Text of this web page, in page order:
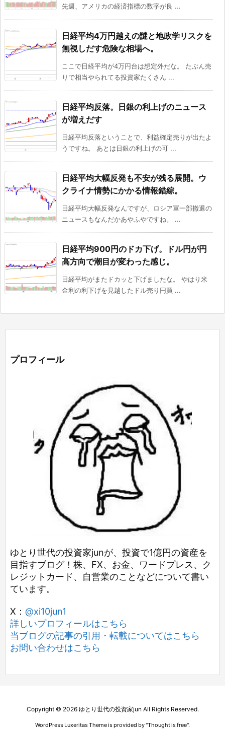
先週、アメリカの経済指標の数字が良 ...
日経平均4万円越えの謎と地政学リスクを
無視しだす危険な相場へ。
ここで日経平均が4万円台は想定外だな。 たぶん売
りで相当やられてる投資家たくさん ...
日経平均反落。日銀の利上げのニュース
が増えだす
日経平均反落ということで、利益確定売りが出たよ
うですね。 あとは日銀の利上げの可 ...
日経平均大幅反発も不安が残る展開。ウ
クライナ情勢にかかる情報錯綜。
日経平均大幅反発なんですが、ロシア軍一部撤退の
ニュースもなんだかあやふやですね。 ...
日経平均900円のドカ下げ。ドル円が円
高方向で潮目が変わった感じ。
日経平均がまたドカッと下げましたな。 やはり米
金利の利下げを見越したドル売り円買 ...
プロフィール
ゆとり世代の投資家junが、投資で1億円の資産を
目指すブログ！株、FX、お金、ワードプレス、ク
レジットカード、自営業のことなどについて書い
ています。
X： @xi10jun1
詳しいプロフィールはこちら
当ブログの記事の引用・転載についてはこちら
お問い合わせはこちら
Copyright © 2026 ゆとり世代の投資家jun All Rights Reserved.
WordPress Luxeritas Theme is provided by "Thought is free".